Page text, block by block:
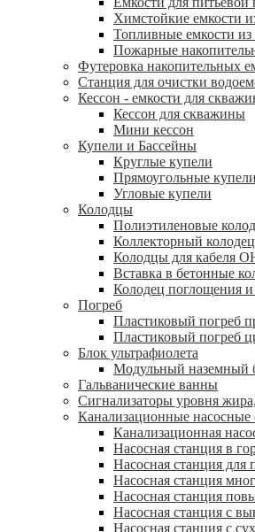
Химстойкие емкости
Топливные емкости из
Пожарные
Футеровка накопительных
Станция для очистки
Кессон - емкости для
Кессон для скважины
Мини кессон
Купели и Бассейны
Круглые купели
Прямоугольные купели
Угловые купели
Колодцы
Полиэтиленовые
Коллекторный
Колодцы для кабеля
Вставка в бетонные
Колодец поглощения
Погреб
Пластиковый погреб
Пластиковый погреб
Блок ультрафиолета
Модульный наземный
Гальванические ванны
Сигнализаторы уровня
Канализационные насосные
Канализационная
Насосная станция в
Насосная станция для
Насосная станция
Насосная станция
Насосная станция с
Насосная станция с